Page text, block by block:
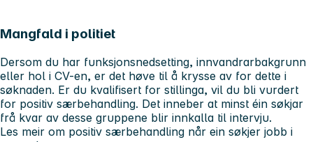
Mangfald i politiet
Dersom du har funksjonsnedsetting, innvandrarbakgrunn
eller hol i CV-en, er det høve til å krysse av for dette i
søknaden. Er du kvalifisert for stillinga, vil du bli vurdert
for positiv særbehandling. Det inneber at minst éin søkjar
frå kvar av desse gruppene blir innkalla til intervju.
Les meir om positiv særbehandling når ein søkjer jobb i